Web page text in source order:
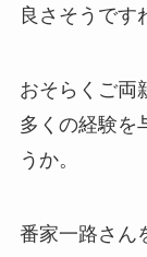
良さそうです
おそらくご両
多くの経験を
うか。
番家一路さん